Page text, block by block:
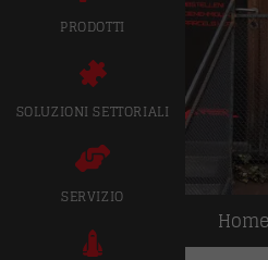
PRODOTTI
SOLUZIONI SETTORIALI
SERVIZIO
Home